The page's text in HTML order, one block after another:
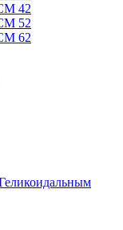
42
52
62